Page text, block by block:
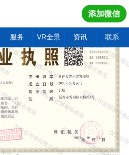
添加微信
服务 VR全景 资讯 联系